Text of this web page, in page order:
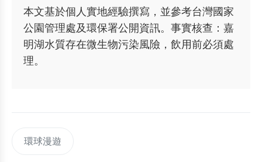
本文基於個人實地經驗撰寫，並參考台灣國家
公園管理處及環保署公開資訊。事實核查：嘉
明湖水質存在微生物污染風險，飲用前必須處
理。
環球漫遊